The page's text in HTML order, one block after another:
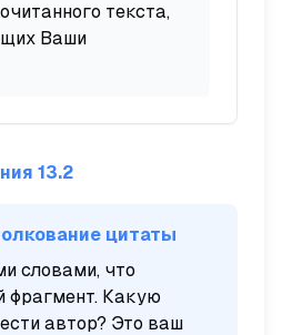
текста,
Ваши
13.2
цитаты
словами, что
фрагмент. Какую
автор? Это ваш